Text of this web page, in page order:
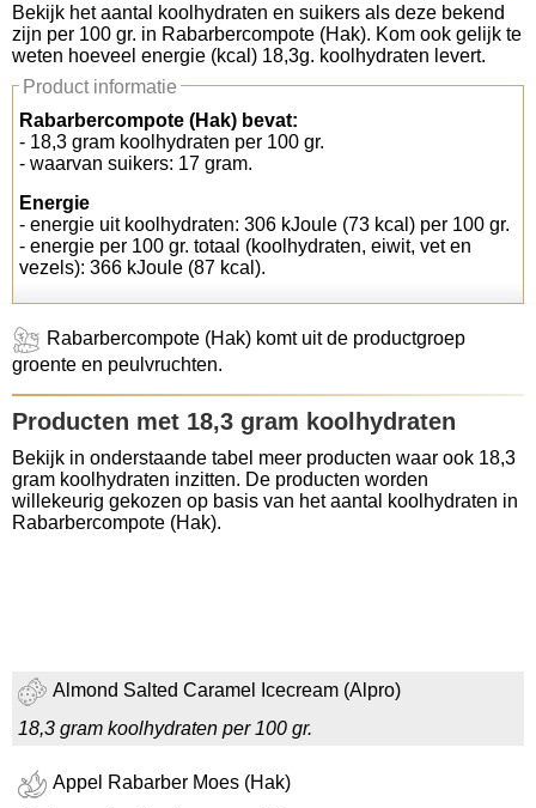
Koolhydraten tellen
Links
Bekijk het aantal koolhydraten en suikers als deze bekend
zijn per 100 gr. in Rabarbercompote (Hak). Kom ook gelijk te
weten hoeveel energie (kcal) 18,3g. koolhydraten levert.
Product informatie
Rabarbercompote (Hak) bevat:
- 18,3 gram koolhydraten per 100 gr.
- waarvan suikers: 17 gram.
Energie
- energie uit koolhydraten: 306 kJoule (73 kcal) per 100 gr.
- energie per 100 gr. totaal (koolhydraten, eiwit, vet en
vezels): 366 kJoule (87 kcal).
Rabarbercompote (Hak) komt uit de productgroep
groente en peulvruchten.
Producten met 18,3 gram koolhydraten
Bekijk in onderstaande tabel meer producten waar ook 18,3
gram koolhydraten inzitten. De producten worden
willekeurig gekozen op basis van het aantal koolhydraten in
Rabarbercompote (Hak).
Almond Salted Caramel Icecream (Alpro)
18,3 gram koolhydraten per 100 gr.
Appel Rabarber Moes (Hak)